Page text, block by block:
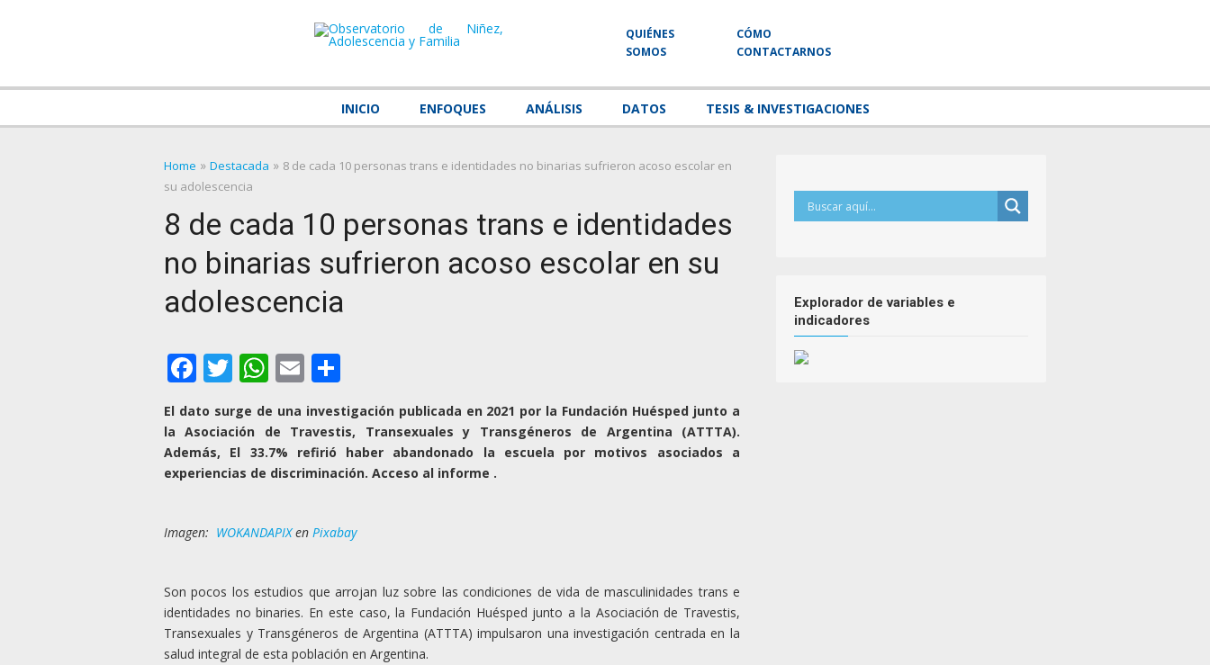
QUIÉNES
SOMOS
CÓMO
CONTACTARNOS
INICIO ENFOQUES ANÁLISIS DATOS TESIS & INVESTIGACIONES
Home » Destacada » 8 de cada 10 personas trans e identidades no binarias sufrieron acoso escolar en
su adolescencia
8 de cada 10 personas trans e identidades
no binarias sufrieron acoso escolar en su
adolescencia
Facebook
Twitter
WhatsApp
Email
El dato surge de una investigación publicada en 2021 por la Fundación Huésped junto a
la Asociación de Travestis, Transexuales y Transgéneros de Argentina (ATTTA).
Además, El 33.7% refirió haber abandonado la escuela por motivos asociados a
experiencias de discriminación. Acceso al informe .
Imagen: WOKANDAPIXen Pixabay
Son pocos los estudios que arrojan luz sobre las condiciones de vida de masculinidades trans e
identidades no binaries. En este caso, la Fundación Huésped junto a la Asociación de Travestis,
Transexuales y Transgéneros de Argentina (ATTTA) impulsaron una investigación centrada en la
salud integral de esta población en Argentina.
Explorador de variables e
indicadores